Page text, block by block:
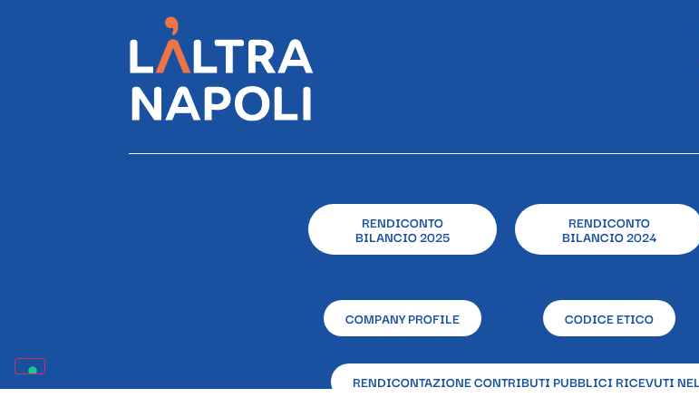
RENDICONTO
BILANCIO 2025
RENDICONTO
BILANCIO 2024
COMPANY PROFILE CODICE ETICO
RENDICONTAZIONE CONTRIBUTI PUBBLICI RICEVUTI